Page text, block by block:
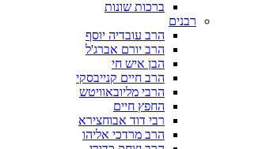
ברכות שונות
רבנים
הרב עובדיה יוסף
הרב יורם אברג'ל
הבן איש חי
הרב חיים קנייבסקי
הרבי מליובאוויטש
החפץ חיים
רבי דוד אבוחצירא
הרב מרדכי אליהו